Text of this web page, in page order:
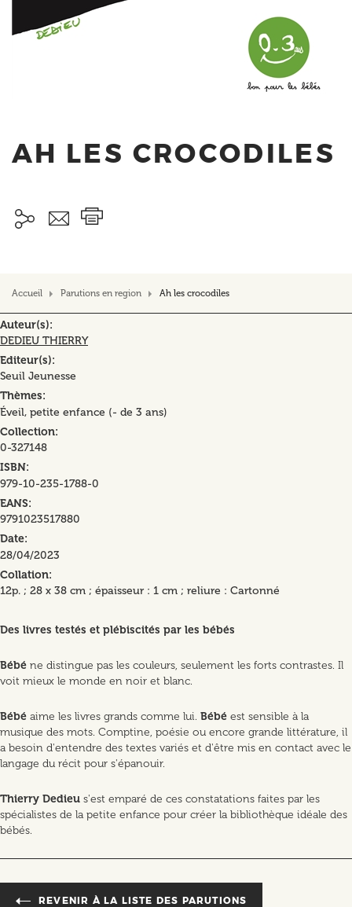
AH LES CROCODILES
Accueil Parutions en region Ah les crocodiles
Auteur(s)
DEDIEU THIERRY
Editeur(s)
Seuil Jeunesse
Thèmes
Éveil, petite enfance (- de 3 ans)
Collection
0-327148
ISBN
979-10-235-1788-0
EANS
9791023517880
Date
28/04/2023
Collation
12p. ; 28 x 38 cm ; épaisseur : 1 cm ; reliure : Cartonné
Des livres testés et plébiscités par les bébés
Bébé ne distingue pas les couleurs, seulement les forts contrastes. Il
voit mieux le monde en noir et blanc.
Bébé aime les livres grands comme lui. Bébé est sensible à la
musique des mots. Comptine, poésie ou encore grande littérature, il
a besoin d'entendre des textes variés et d'être mis en contact avec le
langage du récit pour s'épanouir.
Thierry Dedieu s'est emparé de ces constatations faites par les
spécialistes de la petite enfance pour créer la bibliothèque idéale des
bébés.
REVENIR À LA LISTE DES PARUTIONS